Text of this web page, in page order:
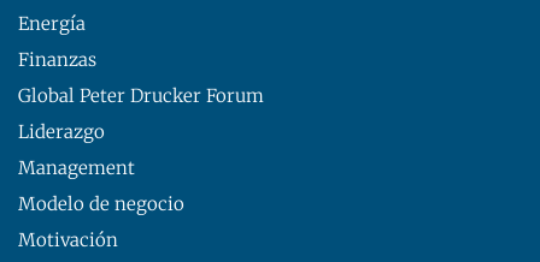
Energía
Finanzas
Global Peter Drucker Forum
Liderazgo
Management
Modelo de negocio
Motivación